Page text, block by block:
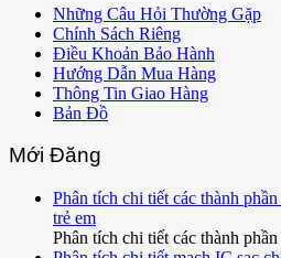
Những Câu Hỏi Thường Gặp
Chính Sách Riêng
Điều Khoản Bảo Hành
Hướng Dẫn Mua Hàng
Thông Tin Giao Hàng
Bản Đồ
Mới Đăng
Phân tích chi tiết các thành
trẻ em
Phân tích chi tiết các thành